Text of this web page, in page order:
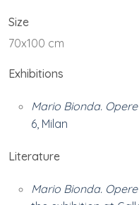
Size
70x100 cm
Exhibitions
Mario Bionda.
6, Milan
Literature
Mario Bionda.